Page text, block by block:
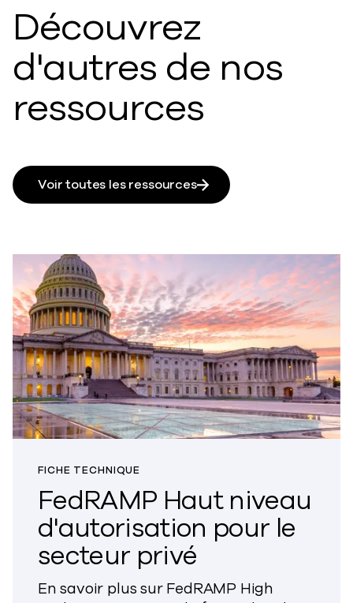
Découvrez
d'autres de nos
ressources
Voir toutes les ressources
FICHE TECHNIQUE
FedRAMP Haut niveau
d'autorisation pour le
secteur privé
En savoir plus sur FedRAMP High